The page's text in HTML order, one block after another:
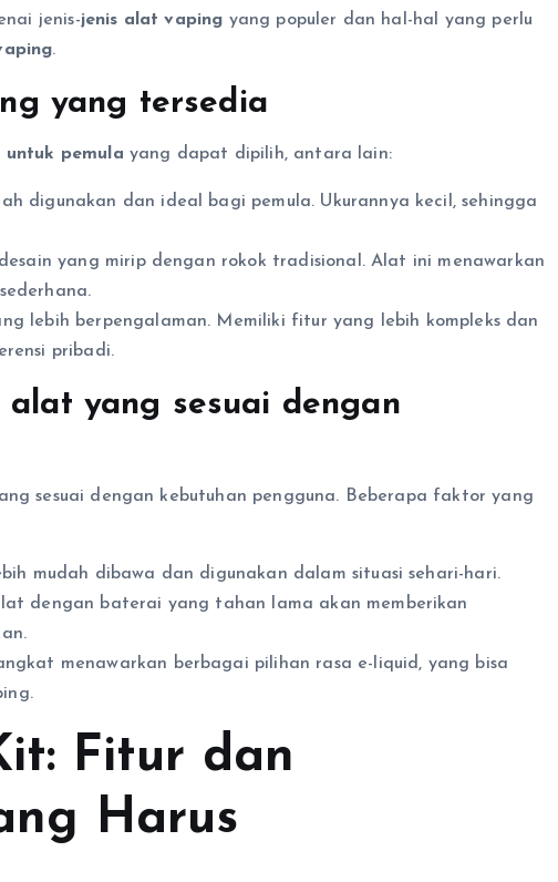
jenis-jenis alat vaping yang populer dan hal-hal yang perlu
.
yang tersedia
untuk pemula yang dapat dipilih, antara lain:
digunakan dan ideal bagi pemula. Ukurannya kecil, sehingga
yang mirip dengan rokok tradisional. Alat ini menawarkan
lebih berpengalaman. Memiliki fitur yang lebih kompleks dan
pribadi.
alat yang sesuai dengan
sesuai dengan kebutuhan pengguna. Beberapa faktor yang
mudah dibawa dan digunakan dalam situasi sehari-hari.
dengan baterai yang tahan lama akan memberikan
menawarkan berbagai pilihan rasa e-liquid, yang bisa
Fitur dan
Harus